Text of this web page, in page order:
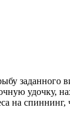
заданного
удочку,
на